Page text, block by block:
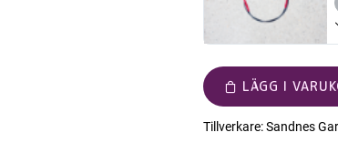
LÄGG I
Tillverkare:Sandnes